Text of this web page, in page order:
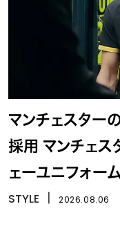
マンチェスター
採用 マンチェス
ェーユニフォー
STYLE 2026.08.06